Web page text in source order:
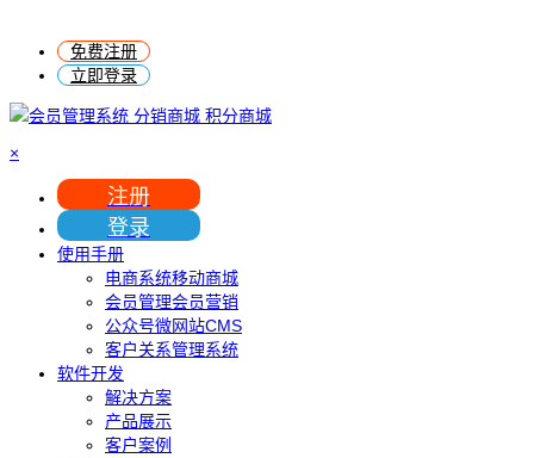
免费注册
立即登录
×
注册
登录
使用手册
电商系统移动商城
会员管理会员营销
公众号微网站CMS
客户关系管理系统
软件开发
解决方案
产品展示
客户案例